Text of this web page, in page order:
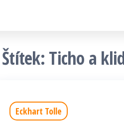
Štítek: Ticho a
Eckhart Tolle